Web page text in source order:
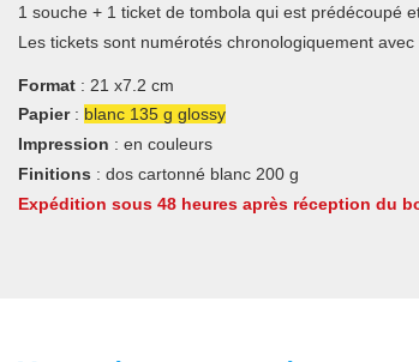
1 souche + 1 ticket de tombola qui est prédécoupé
Les tickets sont numérotés chronologiquement
Format : 21 x7.2 cm
Papier: blanc 135 g glossy
Impression : en couleurs
Finitions : dos cartonné blanc 200 g
Expédition sous 48 heures après réception du